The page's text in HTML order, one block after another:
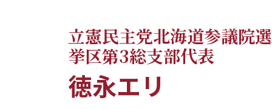
立憲民主党北海道参議院選
挙区第3総支部代表
徳永エリ